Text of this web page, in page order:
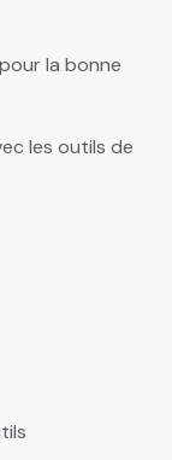
la bonne
les outils de